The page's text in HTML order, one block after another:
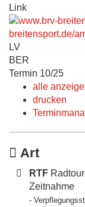
Link
breitensport.de/
LV
BER
Termin 10/25
alle
drucken
Art
RTF
Zeitnahme
-